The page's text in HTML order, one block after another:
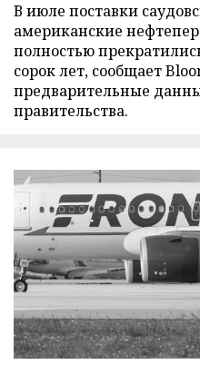
В июле поставки
американские
полностью
сорок лет, сообщает
предварительные
правительства.